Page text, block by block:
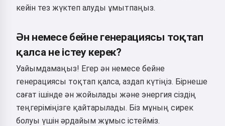
кейін тез жүктеп алуды ұмытпаңыз.
Ән немесе бейне генерациясы тоқтап
қалса не істеу керек?
Уайымдамаңыз! Егер ән немесе бейне
генерациясы тоқтап қалса, аздап күтіңіз. Бірнеше
сағат ішінде ән жойылады және энергия сіздің
теңгеріміңізге қайтарылады. Біз мұның сирек
болуы үшін әрдайым жұмыс істейміз.